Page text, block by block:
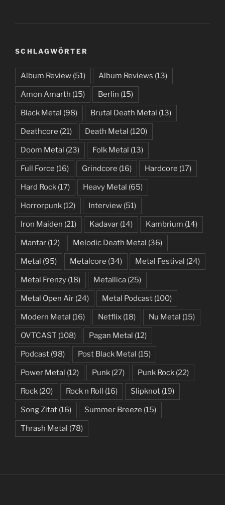
SCHLAGWÖRTER
Album Review (51) Album Reviews (13)
Amon Amarth (15) Berlin (15)
Black Metal (98) Brutal Death Metal (13)
Deathcore (21) Death Metal (120)
Doom Metal (23) Folk Metal (13)
Full Force (16) Grindcore (16) Hardcore (17)
Hard Rock (17) Heavy Metal (65)
Horrorpunk (12) Interview (51)
Iron Maiden (21) Kadavar (14) Kambrium (14)
Mantar (12) Melodic Death Metal (36)
Metal (95) Metalcore (34) Metal Festival (24)
Metal Frenzy (18) Metallica (25)
Metal Open Air (24) Metal Podcast (100)
Modern Metal (16) Netflix (18) Nu Metal (15)
OVTCAST (108) Pagan Metal (12)
Podcast (98) Post Black Metal (15)
Power Metal (12) Punk (27) Punk Rock (22)
Rock (20) Rock n Roll (16) Slipknot (19)
Song Zitat (16) Summer Breeze (15)
Thrash Metal (78)